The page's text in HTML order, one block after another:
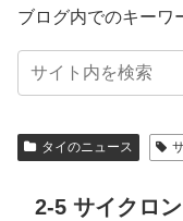
ブログ内でのキーワ
タイのニュース
2-5 サイクロ